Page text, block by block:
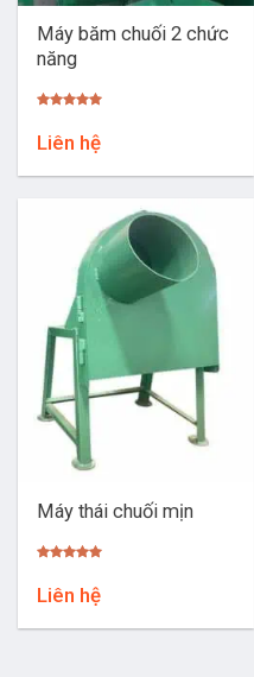
Máy băm chuối 2 chức
năng
5.00
5 sao
Liên hệ
Máy thái chuối mịn
5.00
5 sao
Liên hệ